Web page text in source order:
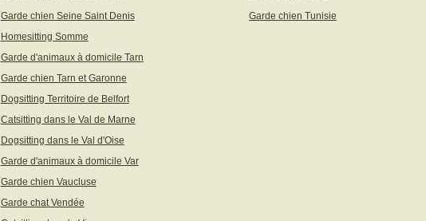
Garde chien Seine Saint Denis
Garde chien Tunisie
Homesitting Somme
Garde d'animaux à domicile Tarn
Garde chien Tarn et Garonne
Dogsitting Territoire de Belfort
Catsitting dans le Val de Marne
Dogsitting dans le Val d'Oise
Garde d'animaux à domicile Var
Garde chien Vaucluse
Garde chat Vendée